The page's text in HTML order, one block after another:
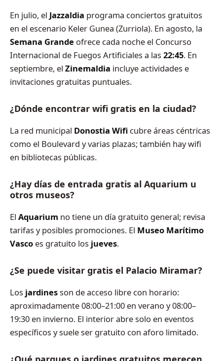
En julio, el Jazzaldia programa conciertos gratuitos
en el escenario Keler Gunea (Zurriola). En agosto, la
Semana Grande ofrece cada noche el Concurso
Internacional de Fuegos Artificiales a las22:45. En
septiembre, el Zinemaldia incluye actividades e
invitaciones gratuitas puntuales.
¿Dónde encontrar wifi gratis en la ciudad?
La red municipal Donostia Wifi cubre áreas céntricas
como el Boulevard y varias plazas; también hay wifi
en bibliotecas públicas.
¿Hay días de entrada gratis al Aquarium u
otros museos?
El Aquarium no tiene un día gratuito general; revisa
tarifas y posibles promociones. El Museo Marítimo
Vasco es gratuito los jueves.
¿Se puede visitar gratis el Palacio Miramar?
Los jardinesson de acceso libre con horario:
aproximadamente 08:00–21:00 en verano y 08:00–
19:30 en invierno. El interior abre solo en eventos
específicos y suele ser gratuito con aforo limitado.